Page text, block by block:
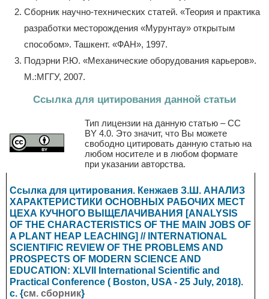
Сборник научно-технических статей. «Теория и практика
разработки месторождения «Мурунтау» открытым
способом». Ташкент. «ФАН», 1997.
Подэрни Р.Ю. «Механические оборудования карьеров».
М.:МГГУ, 2007.
Ссылка для цитирования данной статьи
Тип лицензии на данную статью – CC
BY 4.0. Это значит, что Вы можете
свободно цитировать данную статью на
любом носителе и в любом формате
при указании авторства.
Ссылка для цитирования. Кенжаев З.Ш. АНАЛИЗ
ХАРАКТЕРИСТИКИ ОСНОВНЫХ РАБОЧИХ МЕСТ
ЦЕХА КУЧНОГО ВЫЩЕЛАЧИВАНИЯ [ANALYSIS
OF THE CHARACTERISTICS OF THE MAIN JOBS OF
A PLANT HEAP LEACHING] // INTERNATIONAL
SCIENTIFIC REVIEW OF THE PROBLEMS AND
PROSPECTS OF MODERN SCIENCE AND
EDUCATION : XLVII International Scientific and
Practical Conference ( Boston, USA - 25 July, 2018).
с. {см. сборник}